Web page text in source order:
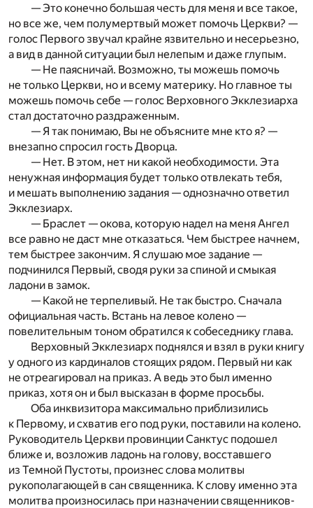
— Это конечно большая честь для меня и все такое,
но все же, чем полумертвый может помочь Церкви? —
голос Первого звучал крайне язвительно и несерьезно,
а вид в данной ситуации был нелепым и даже глупым.
— Не паясничай. Возможно, ты можешь помочь
не только Церкви, но и всему материку. Но главное ты
можешь помочь себе — голос Верховного Экклезиарха
стал достаточно раздраженным.
— Я так понимаю, Вы не объясните мне кто я? —
внезапно спросил гость Дворца.
— Нет. В этом, нет ни какой необходимости. Эта
ненужная информация будет только отвлекать тебя,
и мешать выполнению задания — однозначно ответил
Экклезиарх.
— Браслет — окова, которую надел на меня Ангел
все равно не даст мне отказаться. Чем быстрее начнем,
тем быстрее закончим. Я слушаю мое задание —
подчинился Первый, сводя руки за спиной и смыкая
ладони в замок.
— Какой не терпеливый. Не так быстро. Сначала
официальная часть. Встань на левое колено —
повелительным тоном обратился к собеседнику глава.
Верховный Экклезиарх поднялся и взял в руки книгу
у одного из кардиналов стоящих рядом. Первый ни как
не отреагировал на приказ. А ведь это был именно
приказ, хотя он и был высказан в форме просьбы.
Оба инквизитора максимально приблизились
к Первому, и схватив его под руки, поставили на колено.
Руководитель Церкви провинции Санктус подошел
ближе и, возложив ладонь на голову, восставшего
из Темной Пустоты, произнес слова молитвы
рукополагающей в сан священника. К слову именно эта
молитва произносилась при назначении священников-